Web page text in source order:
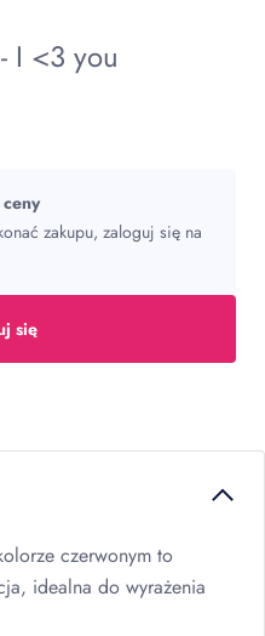
I <3 you
zakupu, zaloguj się na
się
czerwonym to
idealna do wyrażenia